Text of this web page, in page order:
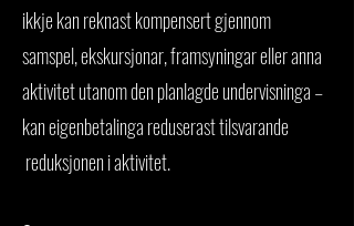
ikkje kan reknast kompensert gjennom
samspel, ekskursjonar, framsyningar eller anna
aktivitet utanom den planlagde undervisninga –
kan eigenbetalinga reduserast tilsvarande
reduksjonen i aktivitet.